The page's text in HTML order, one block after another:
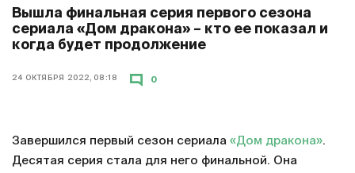
Вышла финальная серия первого сезона
сериала «Дом дракона» – кто ее показал и
когда будет продолжение
24 ОКТЯБРЯ 2022, 08:18 0
Завершился первый сезон сериала «Дом дракона».
Десятая серия стала для него финальной. Она